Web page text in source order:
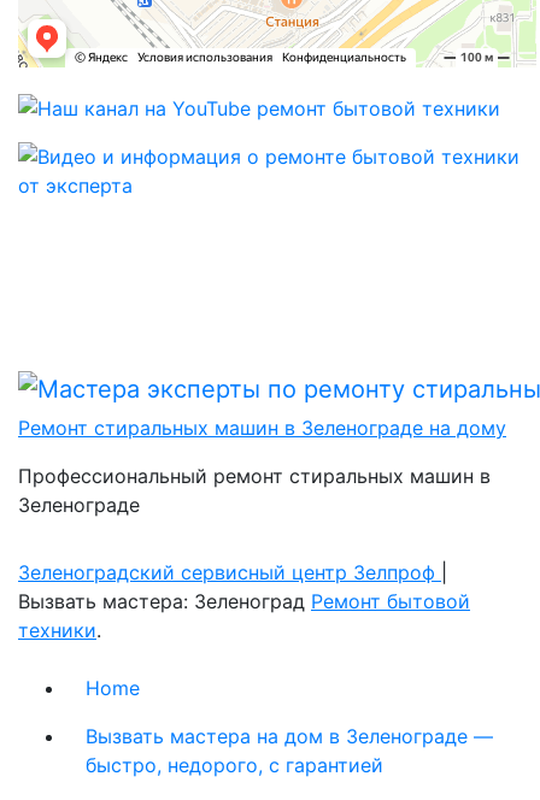
Ремонт стиральных машин в Зеленограде на дому
Профессиональный ремонт стиральных машин в
Зеленограде
Зеленоградский сервисный центр Зелпроф
Вызвать мастера: Зеленоград Ремонт бытовой
техники.
Home
Вызвать мастера на дом в Зеленограде —
быстро, недорого, с гарантией